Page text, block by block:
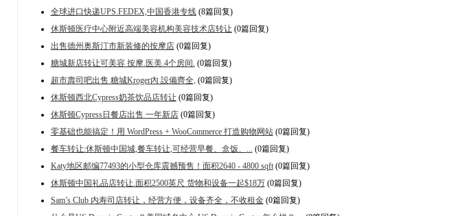
全球进口快递UPS.FEDEX,中国香港专线(8篇回复)
休斯顿医疗中心附近高端美容机构美容技术店转让(0篇回复)
出售德州奥斯汀市新装修的按摩店(0篇回复)
糖城新店转让可美容 按摩.医美.4个房间. (0篇回复)
超市壽司吧出售 糖城Kroger內 設備齊全, (0篇回复)
休斯顿西北Cypress奶茶饮品店转让(0篇回复)
休斯顿Cypress日餐店出售 一年新店(0篇回复)
零基础也能搞定！用 WordPress + WooCommerce 打造购物网站(0篇回复)
餐车转让:休斯顿中国城,餐车转让,可经营早餐、盒饭、... (0篇回复)
Katy地区邮编77493的小型仓库震撼预售！面积2640 - 4800 sqft(0篇回复)
休斯顿中国礼品店转让.面积2500英尺 货物和设备一起$18万(0篇回复)
Sam’s Club 内寿司店转让，经营方便，设备齐全，不收租金(0篇回复)